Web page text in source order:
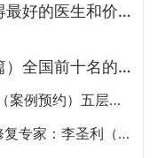
北京八大处整形医院双眼皮做得最好的医生和价格大全